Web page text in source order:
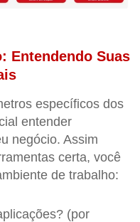
Entendendo Suas
específicos dos
entender
negócio. Assim
certa, você
de trabalho:
(por